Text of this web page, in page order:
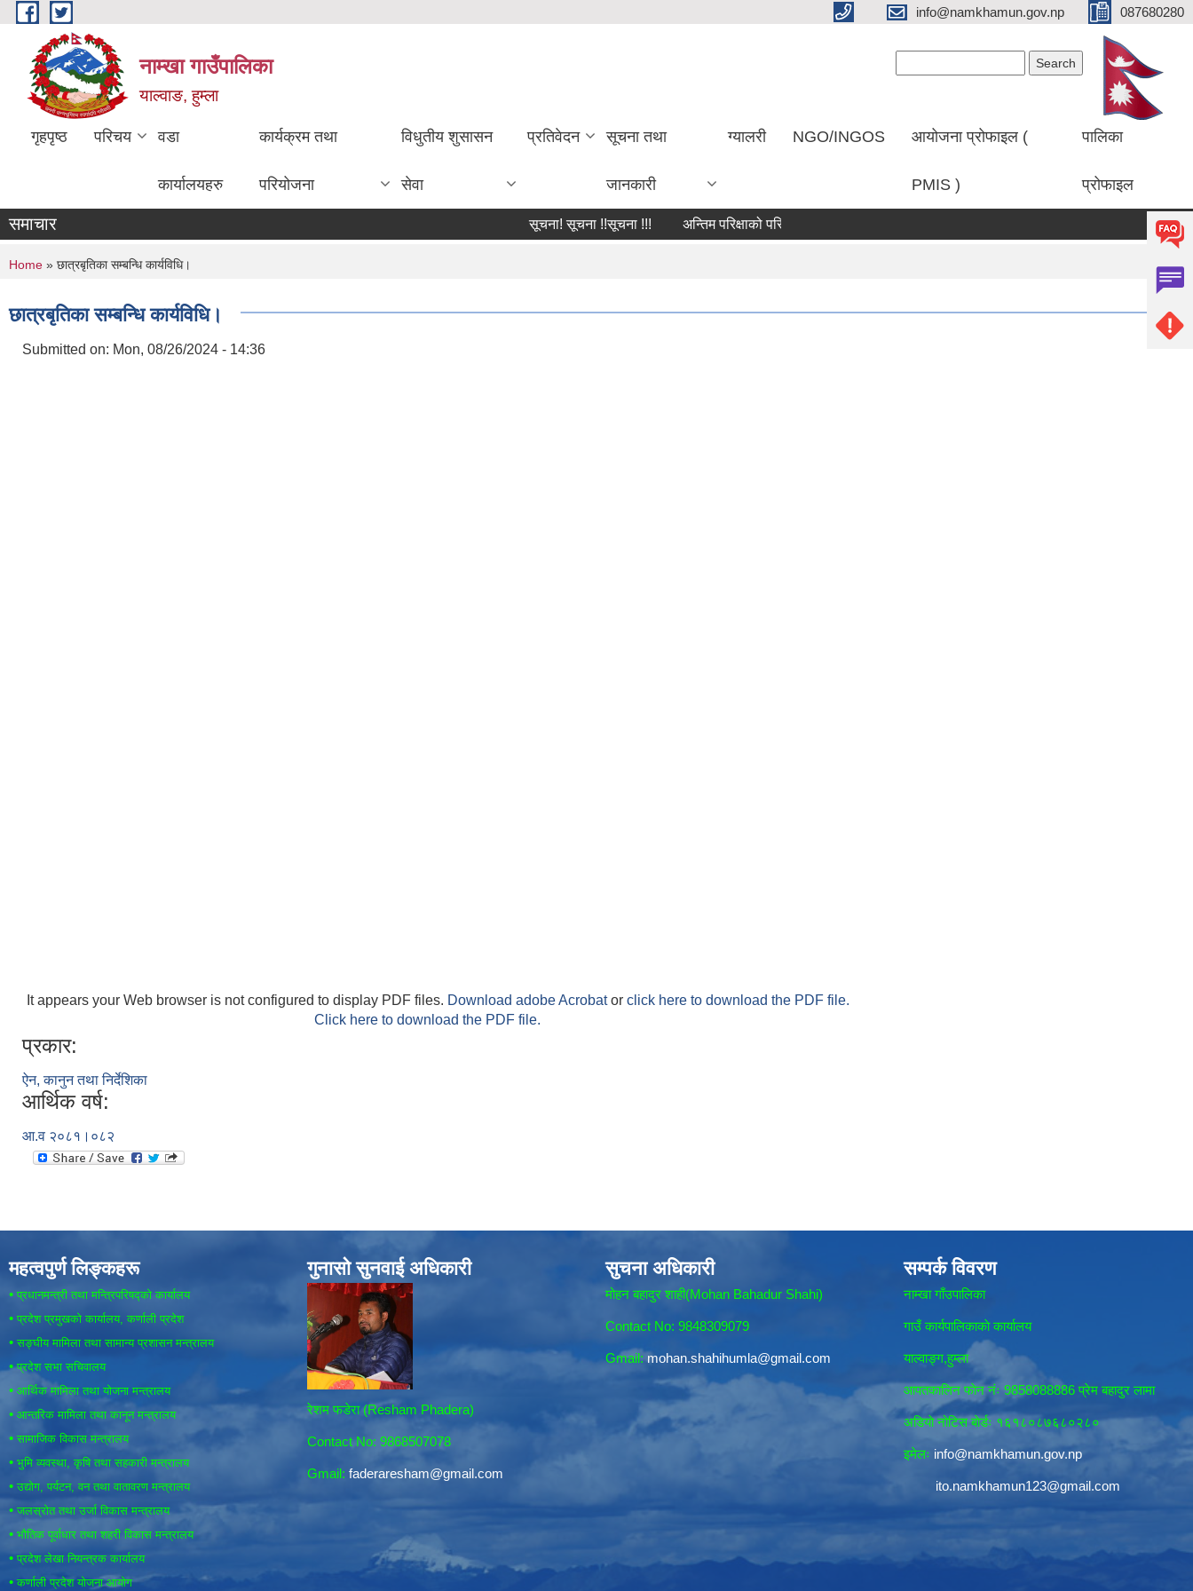
Skip to main content info@namkhamun.gov.np 087680280
नाम्खा गाउँपालिका
याल्वाङ, हुम्ला
गृहपृष्ठ परिचय वडा
कार्यालयहरु
कार्यक्रम तथा
परियोजना
विधुतीय शुसासन
सेवा
प्रतिवेदन सूचना तथा
जानकारी
ग्यालरी NGO/INGOS आयोजना प्रोफाइल (
PMIS )
पालिका
प्रोफाइल
समाचार सूचना! सूचना !!सूचना !!! अन्तिम परिक्षाको परिक्षाफल प्रकाशित गरिएको सम्बन्धमा। प्रथम पटक सूचना प्रकाशित गरिएको बारे।
You are here
Home » छात्रबृतिका सम्बन्धि कार्यविधि।
छात्रबृतिका सम्बन्धि कार्यविधि।
Submitted on: Mon, 08/26/2024 - 14:36
It appears your Web browser is not configured to display PDF files. Download adobe Acrobator click here to download the PDF file.
Click here to download the PDF file.
प्रकार:
ऐन, कानुन तथा निर्देशिका
आर्थिक वर्ष:
आ.व २०८१।०८२
महत्वपुर्ण लिङ्कहरू
•प्रधानमन्त्री तथा मन्त्रिपरिषद्को कार्यालय
• प्रदेश प्रमुखको कार्यालय, कर्णाली प्रदेश
• सङ्घीय मामिला तथा सामान्य प्रशासन मन्त्रालय
•प्रदेश सभा सचिवालय
• आर्थिक मामिला तथा योजना मन्त्रालय
• आन्तरिक मामिला तथा कानून मन्त्रालय
• सामाजिक विकास मन्त्रालय
• भुमि व्यवस्था, कृषि तथा सहकारी मन्त्रालय
• उद्योग, पर्यटन, वन तथा वातावरण मन्त्रालय
• जलस्रोत तथा उर्जा विकास मन्त्रालय
• भौतिक पूर्वाधार तथा शहरी विकास मन्त्रालय
•प्रदेश लेखा नियन्त्रक कार्यालय
•कर्णाली प्रदेश योजना आयोग
गुनासो सुनवाई अधिकारी
रेशम फडेरा (Resham Phadera)
Contact No: 9868507078
Gmail: faderaresham@gmail.com
सुचना अधिकारी
मोहन बहादुर शाही(Mohan Bahadur Shahi)
Contact No: 9848309079
Gmail: mohan.shahihumla@gmail.com
सम्पर्क विवरण
नाम्खा गाँउपालिका
गाउँ कार्यपालिकाकाे कार्यालय
याल्वाङ्ग,हुम्ला
आपतकालिन फाेन नंः 9858088886 प्रेम बहादुर लामा
अडियाे नोटिस बाेर्डः १६१८०८७६८०२८०
इमेलः info@namkhamun.gov.np
ito.namkhamun123@gmail.com